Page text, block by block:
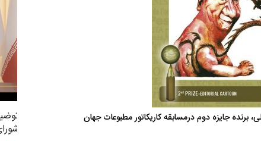
برنده جایزه دوم درمسابقه کاریکاتور مطبوعات جهان
"مرز" و حریم شخصی